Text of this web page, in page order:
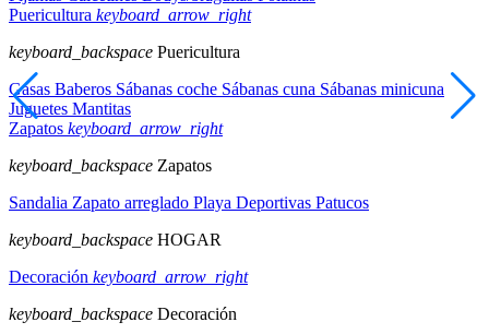
Puericultura keyboard_arrow_right
keyboard_backspace Puericultura
Gasas Baberos Sábanas coche Sábanas cuna Sábanas minicuna
Juguetes Mantitas
Zapatos keyboard_arrow_right
keyboard_backspace Zapatos
Sandalia Zapato arreglado Playa Deportivas Patucos
keyboard_backspace HOGAR
Decoración keyboard_arrow_right
keyboard_backspace Decoración